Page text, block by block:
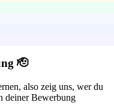
🫡
also zeig uns, wer du
deiner Bewerbung